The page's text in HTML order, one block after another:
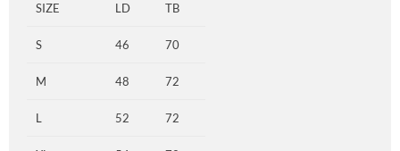
SIZE LD TB
S 46 70
M 48 72
L 52 72